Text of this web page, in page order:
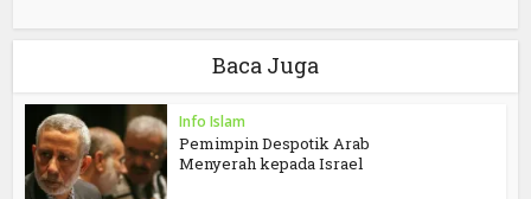
Baca Juga
Info Islam
Pemimpin Despotik Arab
Menyerah kepada Israel